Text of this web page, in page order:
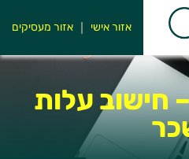
אזור אישי אזור מעסיקים
חישוב עלות